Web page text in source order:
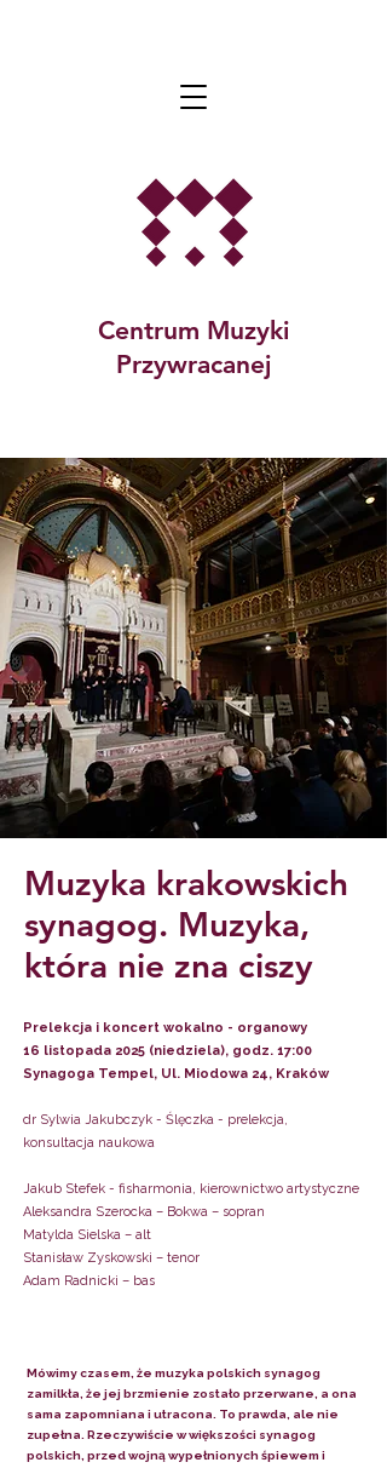
Centrum Muzyki
Przywracanej
Muzyka krakowskich
synagog. Muzyka,
która nie zna ciszy
Prelekcja i koncert wokalno - organowy
16 listopada 2025 (niedziela), godz. 17:00
Synagoga Tempel, Ul. Miodowa 24, Kraków
dr Sylwia Jakubczyk - Ślęczka - prelekcja,
konsultacja naukowa
Jakub Stefek - fisharmonia, kierownictwo artystyczne
Aleksandra Szerocka – Bokwa – sopran
Matylda Sielska – alt
Stanisław Zyskowski – tenor
Adam Radnicki – bas
Mówimy czasem, że muzyka polskich synagog
zamilkła, że jej brzmienie zostało przerwane, a ona
sama zapomniana i utracona. To prawda, ale nie
zupełna. Rzeczywiście w większości synagog
polskich, przed wojną wypełnionych śpiewem i